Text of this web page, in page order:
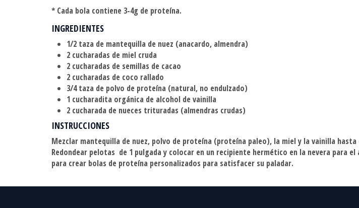
* Cada bola contiene 3-4g de proteína.
INGREDIENTES
1/2 taza de mantequilla de nuez (anacardo, almendra)
2 cucharadas de miel cruda
2 cucharadas de semillas de cacao
2 cucharadas de coco rallado
3/4 taza de polvo de proteína (natural, no endulzado)
1 cucharadita orgánica de alcohol de vainilla
2 cucharada de nueces trituradas (almendras crudas)
INSTRUCCIONES
Mezclar mantequilla de nuez, polvo de proteína (proteína paleo), la miel y la vainilla
Redondear pelotas de 1 pulgada y colocar en un recipiente hermético en la nevera para
para crear bolas de proteína personalizados para satisfacer su paladar.